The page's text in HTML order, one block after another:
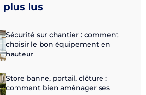
plus lus
Sécurité sur chantier : comment
choisir le bon équipement en
hauteur
Store banne, portail, clôture :
comment bien aménager ses